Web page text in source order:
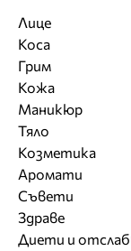
Лице
Коса
Грим
Кожа
Маникюр
Тяло
Козметика
Аромати
Съвети
Здраве
Диети и